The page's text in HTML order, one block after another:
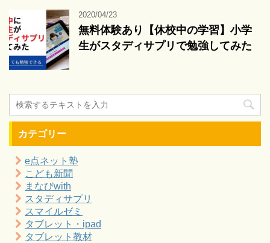
2020/04/23
無料体験あり【休校中の学習】小学
生がスタディサプリで勉強してみた
カテゴリー
e点ネット塾
こども新聞
まなびwith
スタディサプリ
スマイルゼミ
タブレット・ipad
タブレット教材